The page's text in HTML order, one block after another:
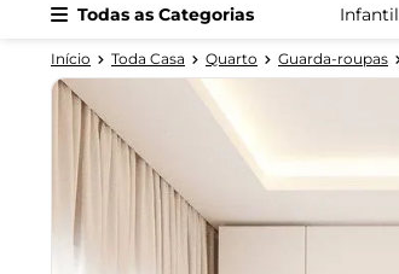
Todas as Categorias Infantil
Toda Casa Quarto Guarda-roupas
bicama
aria
escrivaninha
treliche
cama infantil
petit